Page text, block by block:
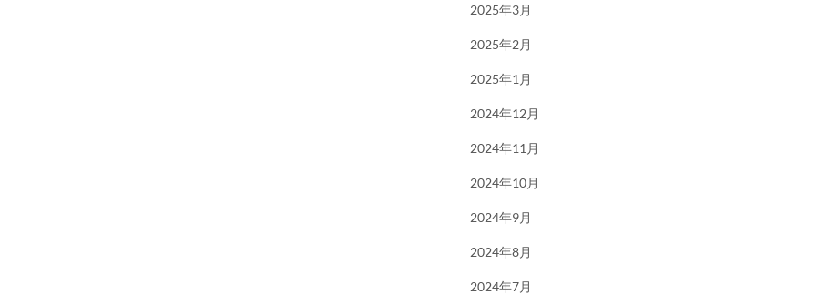
2025年3月
2025年2月
2025年1月
2024年12月
2024年11月
2024年10月
2024年9月
2024年8月
2024年7月